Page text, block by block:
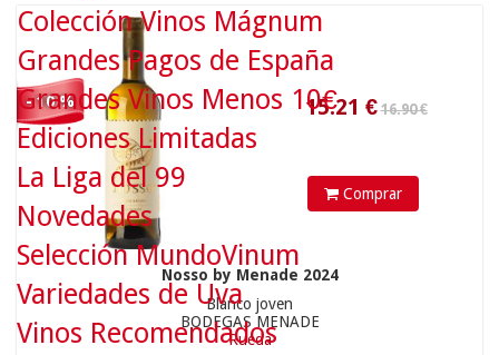
- 10 %
15.21
Comprar
Nosso by Menade 2024
Blanco joven
BODEGAS MENADE
Rueda
29.90 €
Colección Vinos Mágnum
Grandes Pagos de España
Grandes Vinos Menos 10€
Ediciones Limitadas
La Liga del 99
Novedades
Selección MundoVinum
Variedades de Uva
Vinos Recomendados